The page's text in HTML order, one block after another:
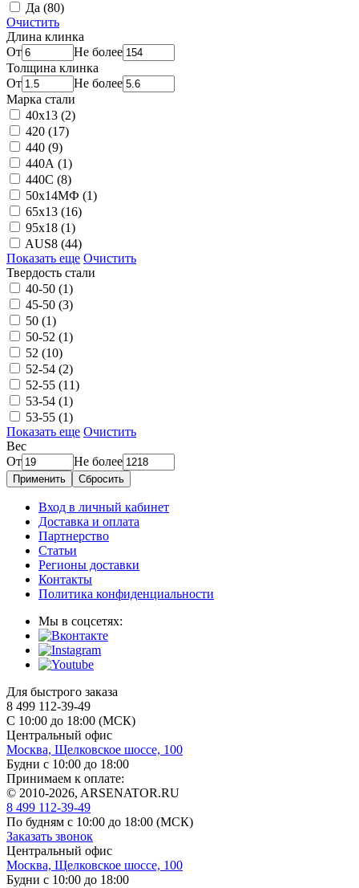
Да (80)
Очистить
Длина клинка
От
Не более
Толщина клинка
От
Не более
Марка стали
40х13 (2)
420 (17)
440 (9)
440A (1)
440C (8)
50х14МФ (1)
65х13 (16)
95х18 (1)
AUS8 (44)
Показать еще Очистить
Твердость стали
40-50 (1)
45-50 (3)
50 (1)
50-52 (1)
52 (10)
52-54 (2)
52-55 (11)
53-54 (1)
53-55 (1)
Показать еще Очистить
Вес
От
Не более
Применить Сбросить
Вход в личный кабинет
Доставка и оплата
Партнерство
Статьи
Регионы доставки
Контакты
Политика конфиденциальности
Мы в соцсетях:
Для быстрого заказа
8 499 112-39-49
С 10:00 до 18:00 (МСК)
Центральный офис
Москва, Щелковское шоссе, 100
Будни с 10:00 до 18:00
Принимаем к оплате:
© 2010-2026, ARSENATOR.RU
8 499 112-39-49
По будням с 10:00 до 18:00 (МСК)
Заказать звонок
Центральный офис
Москва, Щелковское шоссе, 100
Будни с 10:00 до 18:00